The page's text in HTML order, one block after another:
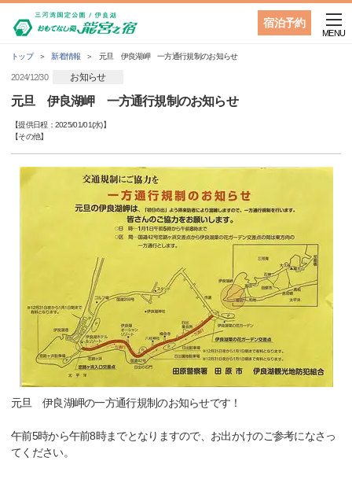
宿泊予約
MENU
トップ 新着情報 元旦 伊良湖岬 一方通行規制のお知らせ
2024/12/30 お知らせ
元旦 伊良湖岬 一方通行規制のお知らせ
【提供日程： 2025/01/01(水)】
【その他】
元旦 伊良湖岬の一方通行規制のお知らせです！
午前5時から午前8時までとなりますので、お出かけのご参考になさっ
てください。